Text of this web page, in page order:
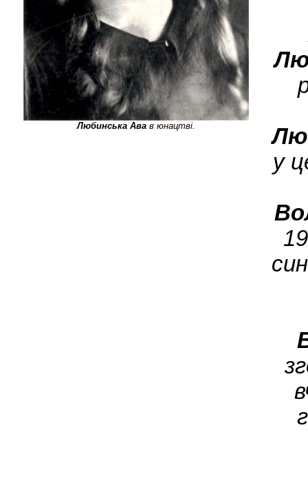
Любинська Ава в юнацтві.
у